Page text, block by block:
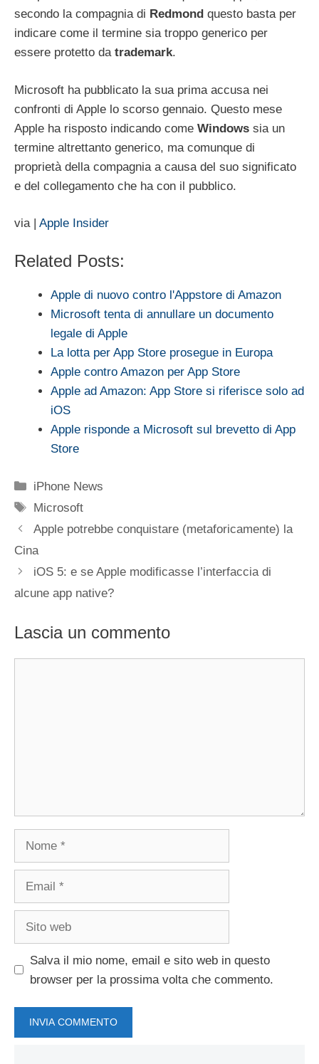
secondo la compagnia di Redmond questo basta per
indicare come il termine sia troppo generico per
essere protetto da trademark.
Microsoft ha pubblicato la sua prima accusa nei
confronti di Apple lo scorso gennaio. Questo mese
Apple ha risposto indicando come Windows sia un
termine altrettanto generico, ma comunque di
proprietà della compagnia a causa del suo significato
e del collegamento che ha con il pubblico.
via | Apple Insider
Related Posts:
Apple di nuovo contro l'Appstore di Amazon
Microsoft tenta di annullare un documento
legale di Apple
La lotta per App Store prosegue in Europa
Apple contro Amazon per App Store
Apple ad Amazon: App Store si riferisce solo ad
iOS
Apple risponde a Microsoft sul brevetto di App
Store
Categorie
iPhone News
Tag
Microsoft
Apple potrebbe conquistare (metaforicamente) la
Cina
iOS 5: e se Apple modificasse l’interfaccia di
alcune app native?
Lascia un commento
Salva il mio nome, email e sito web in questo
browser per la prossima volta che commento.